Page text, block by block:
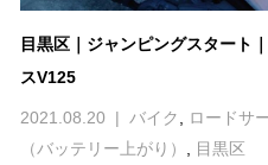
目黒区｜ジャンピングスタート
スV125
2021.08.20 バイク
ロードサ
（バッテリー上がり）
目黒区